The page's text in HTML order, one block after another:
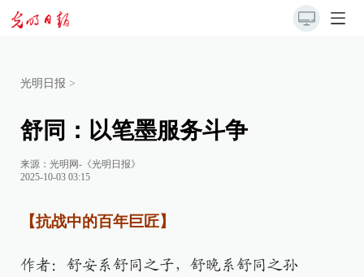
光明日报 >
舒同：以笔墨服务斗争
来源： 光明网-《光明日报》
2025-10-03 03:15
【抗战中的百年巨匠】
作者：舒安系舒同之子，舒晚系舒同之孙